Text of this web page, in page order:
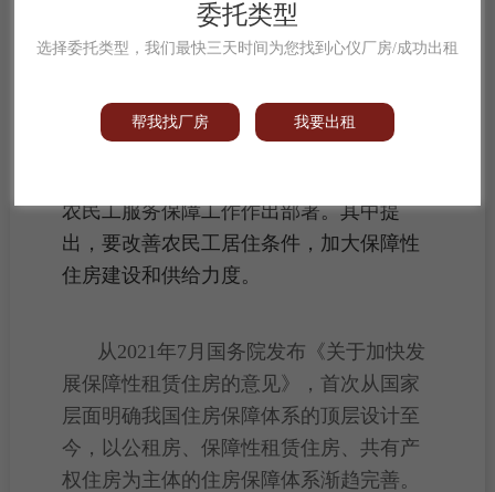
住房保障短板亟待补齐。
房城乡建设部、全国总工会、共青团中央
等6部门联合印发《关于开展“城暖农民
农民工服务保障工作作出部署。其中提
出，要改善农民工居住条件，加大保障性
住房建设和供给力度。
从2021年7月国务院发布《关于加快发
展保障性租赁住房的意见》，首次从国家
层面明确我国 住房保障体系的顶层设计至
今，以公租房 、保障性租赁住房、 共有产
权住房为主体的住房保障体系渐趋完善。
委托类型
选择委托类型，我们最快三天时间为您找到心仪厂房/成功出租
帮我找厂房 我要出租